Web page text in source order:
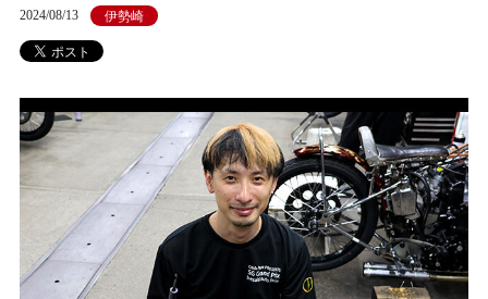
2024/08/13 伊勢崎